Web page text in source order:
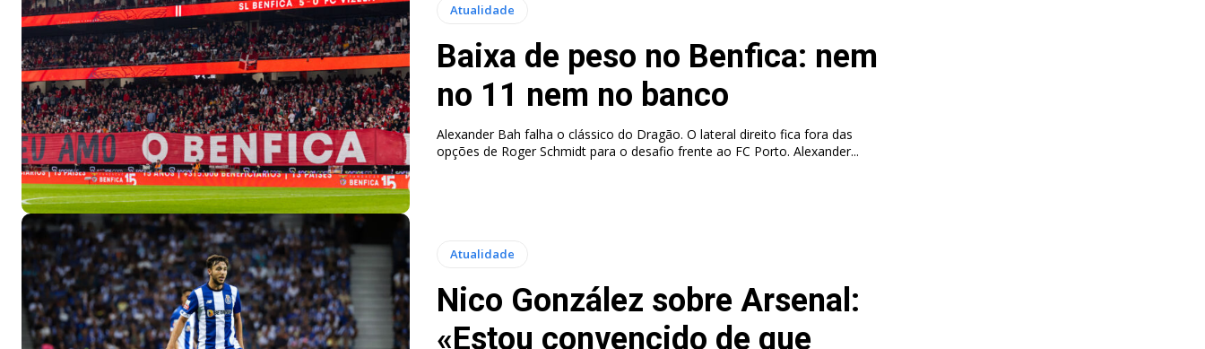
Atualidade
Baixa de peso no Benfica: nem
no 11 nem no banco
Alexander Bah falha o clássico do Dragão. O lateral direito fica fora das
opções de Roger Schmidt para o desafio frente ao FC Porto. Alexander...
Atualidade
Nico González sobre Arsenal:
«Estou convencido de que